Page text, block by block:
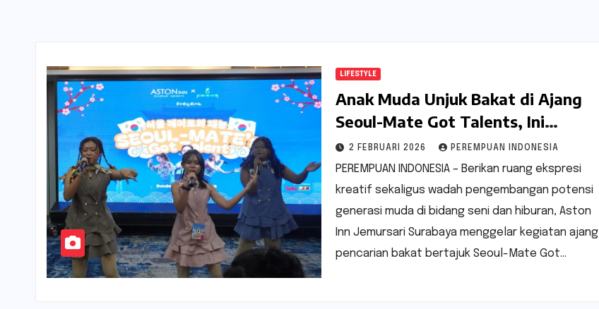
LIFESTYLE
Anak Muda Unjuk Bakat di Ajang
Seoul-Mate Got Talents, Ini
Keseruannya
2 FEBRUARI 2026 PEREMPUAN INDONESIA
PEREMPUAN INDONESIA – Berikan ruang ekspresi
kreatif sekaligus wadah pengembangan potensi
generasi muda di bidang seni dan hiburan, Aston
Inn Jemursari Surabaya menggelar kegiatan ajang
pencarian bakat bertajuk Seoul-Mate Got…